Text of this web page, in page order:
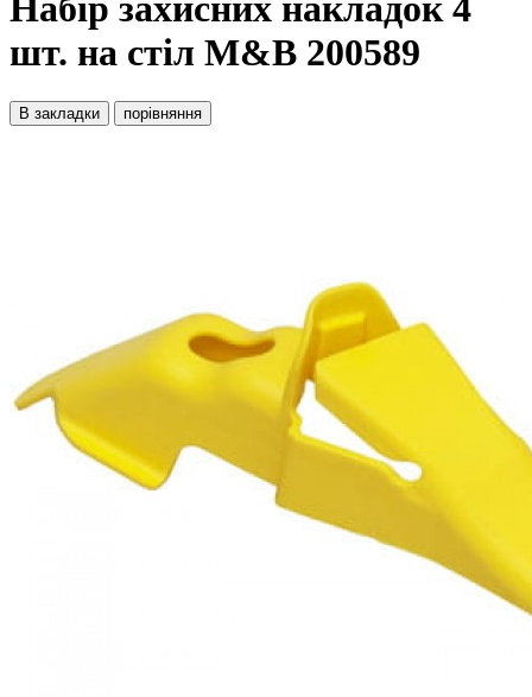
Набір захисних накладок 4
шт. на стіл M&B 200589
В закладки порівняння